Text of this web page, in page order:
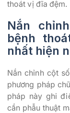
thoát vị đĩa đệm.
Nắn
bệnh
nhất hiện
Nắn chỉnh cột
phương pháp
pháp này ghi
cần phẫu thuật